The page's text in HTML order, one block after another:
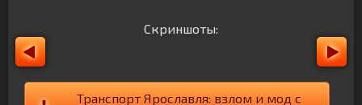
Скриншоты:
Транспорт Ярославля: взлом и мод с